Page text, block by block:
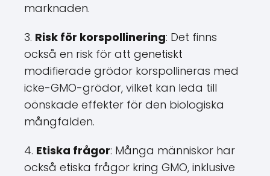
marknaden.
3. Risk för korspollinering: Det finns
också en risk för att genetiskt
modifierade grödor korspollineras med
icke-GMO-grödor, vilket kan leda till
oönskade effekter för den biologiska
mångfalden.
4. Etiska frågor: Många människor har
också etiska frågor kring GMO, inklusive